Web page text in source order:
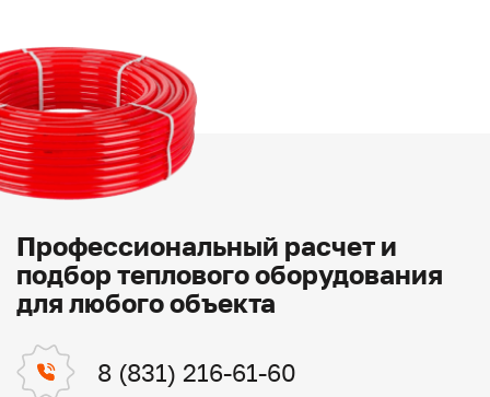
Профессиональный расчет и
подбор теплового оборудования
для любого объекта
8 (831) 216-61-60